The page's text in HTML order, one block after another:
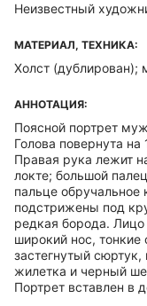
Неизвестный
МАТЕРИАЛ, ТЕХНИКА:
Холст (дублирован);
АННОТАЦИЯ:
Поясной портрет
Голова повернута
Правая рука лежит
локте; большой
пальце
подстрижены под
редкая борода.
широкий нос,
застегнутый сюртук,
жилетка и черный
Портрет вставлен в